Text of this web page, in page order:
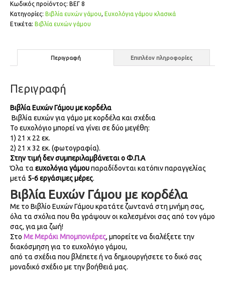
Κωδικός προϊόντος: ΒΕΓ 8
Κατηγορίες: Βιβλία ευχών γάμου, Ευχολόγια γάμου κλασικά
Ετικέτα: Βιβλία ευχών γάμου
Περιγραφή Επιπλέον πληροφορίες
Περιγραφή
Βιβλία Ευχών Γάμου με κορδέλα
Βιβλία ευχών για γάμο με κορδέλα και σχέδια
Το ευχολόγιο μπορεί να γίνει σε δύο μεγέθη:
1) 21 x 22 εκ.
2) 21 x 32 εκ. (φωτογραφία).
Στην τιμή δεν συμπεριλαμβάνεται ο Φ.Π.Α
Όλα τα ευχολόγια γάμουπαραδίδονται κατόπιν παραγγελίας
μετά 5-6 εργάσιμες μέρες.
Βιβλία Ευχών Γάμου με κορδέλα
Με το Βιβλίο Ευχών Γάμου κρατάτε ζωντανά στη μνήμη σας,
όλα τα σχόλια που θα γράψουν οι καλεσμένοι σας από τον γάμο
σας, για μια ζωή!
Στο Με Μεράκι Μπομπονιέρες, μπορείτε να διαλέξετε την
διακόσμηση για το ευχολόγιο γάμου,
από τα σχέδια που βλέπετε ή να δημιουργήσετε το δικό σας
μοναδικό σχέδιο με την βοήθειά μας.